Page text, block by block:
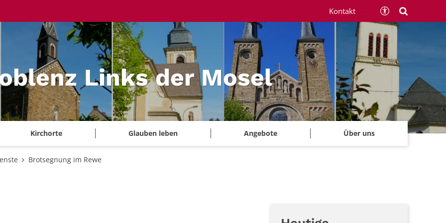
Links der Mosel
Kirchorte Glauben leben Angebote Über uns
Kontakt
Brotsegnung im Rewe